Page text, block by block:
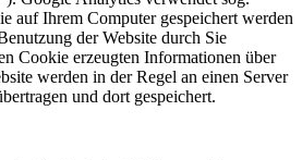
auf Ihrem Computer gespeichert werden
der Website durch Sie
Cookie erzeugten Informationen über
werden in der Regel an einen Server
und dort gespeichert.